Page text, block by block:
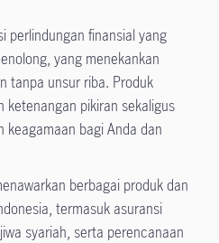
perlindungan finansial yang
yang menekankan
tanpa unsur riba. Produk
ketenangan pikiran sekaligus
keagamaan bagi Anda dan
berbagai produk dan
termasuk asuransi
syariah, serta perencanaan